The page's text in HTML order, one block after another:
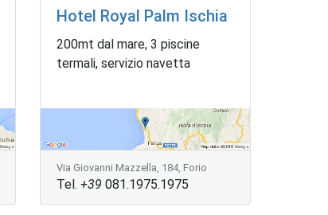
Hotel Royal Palm Ischia
200mt dal mare, 3 piscine
termali, servizio navetta
Via Giovanni Mazzella, 184, Forio
Tel. +39 081.1975.1975